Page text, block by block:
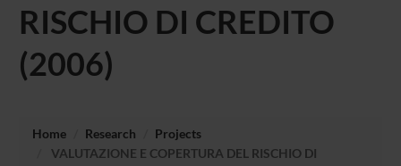
RISCHIO DI CREDITO
(2006)
Home Research
Projects
VALUTAZIONE E COPERTURA DEL RISCHIO DI